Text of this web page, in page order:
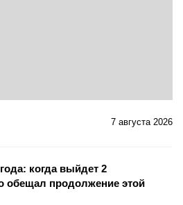
7 августа 2026
когда выйдет 2
обещал продолжение этой